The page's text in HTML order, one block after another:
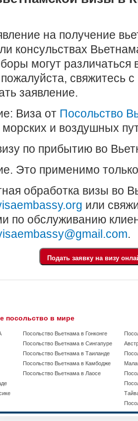
на получение
консульствах
могут различаться
свяжитесь
заявление.
Виза от Посольство
и воздушных
по прибытию во
Это применимо
обработка визы во
или
по обслуживанию
.
посольство в мире
Посольство Вьетнама в Гонконге
Посольство Вьетнама в Сингапуре
Посольство Вьетнама в Таиланде
Посольство Вьетнама в Камбодже
Посольство Вьетнама в Лаосе